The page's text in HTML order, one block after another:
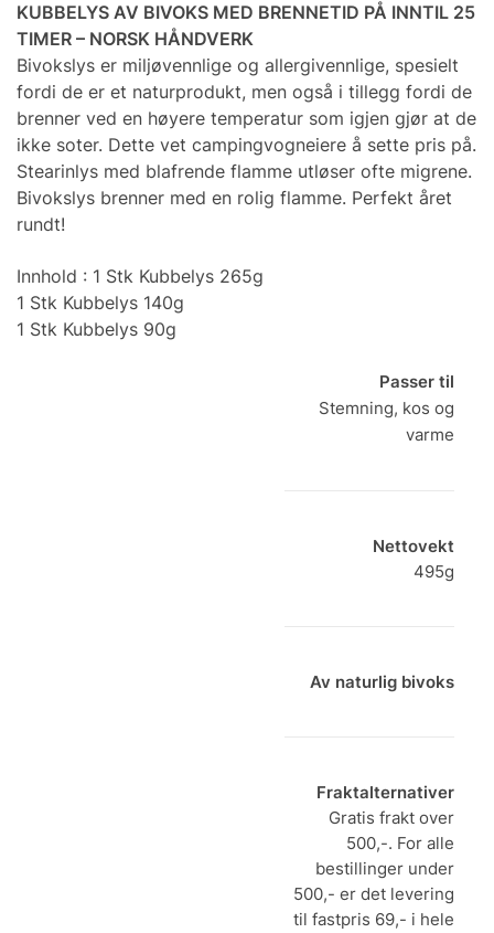
KUBBELYS AV BIVOKS MED BRENNETID PÅ INNTIL 25
TIMER – NORSK HÅNDVERK
Bivokslys er miljøvennlige og allergivennlige, spesielt
fordi de er et naturprodukt, men også i tillegg fordi de
brenner ved en høyere temperatur som igjen gjør at de
ikke soter. Dette vet campingvogneiere å sette pris på.
Stearinlys med blafrende flamme utløser ofte migrene.
Bivokslys brenner med en rolig flamme. Perfekt året
rundt!
Innhold : 1 Stk Kubbelys 265g
1 Stk Kubbelys 140g
1 Stk Kubbelys 90g
Passer til
Stemning, kos og
varme
Nettovekt
495g
Av naturlig bivoks
Fraktalternativer
Gratis frakt over
500,-. For alle
bestillinger under
500,- er det levering
til fastpris 69,- i hele